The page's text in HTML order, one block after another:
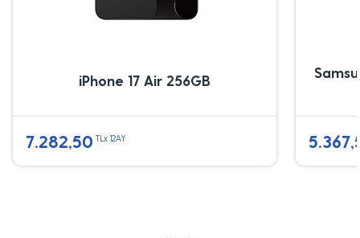
iPhone 17 Air 256GB
7.282,50 TLx 12AY